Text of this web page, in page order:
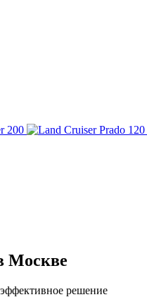
200
Москве
решение